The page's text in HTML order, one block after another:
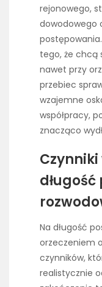
rejonowego,
dowodowego
tego, że chcą
nawet przy
przebiec
wzajemne
współpracy,
znacząco
Na długość
orzeczeniem
czynników,
realistycznie